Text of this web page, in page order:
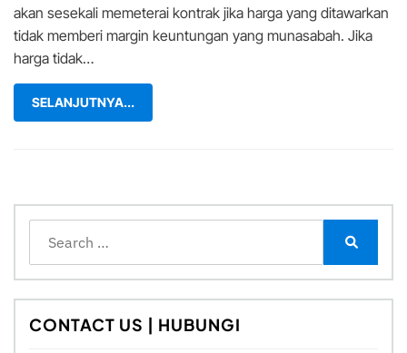
akan sesekali memeterai kontrak jika harga yang ditawarkan
tidak memberi margin keuntungan yang munasabah. Jika
harga tidak…
SELANJUTNYA...
for:
CONTACT US | HUBUNGI